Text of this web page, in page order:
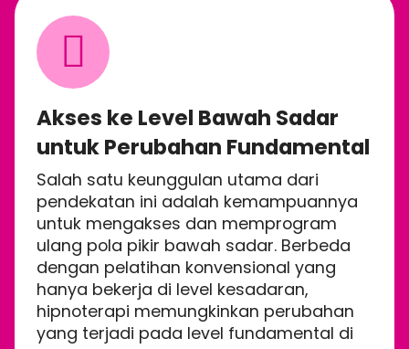
Akses ke Level Bawah Sadar
untuk Perubahan Fundamental
Salah satu keunggulan utama dari
pendekatan ini adalah kemampuannya
untuk mengakses dan memprogram
ulang pola pikir bawah sadar. Berbeda
dengan pelatihan konvensional yang
hanya bekerja di level kesadaran,
hipnoterapi memungkinkan perubahan
yang terjadi pada level fundamental di